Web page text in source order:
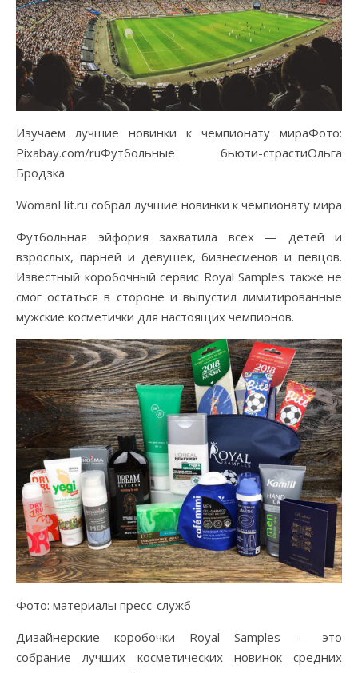
Изучаем лучшие новинки к чемпионату мираФото:
Pixabay.com/ruФутбольные бьюти-страстиОльга
Бродзка
WomanHit.ru собрал лучшие новинки к чемпионату мира
Футбольная эйфория захватила всех — детей и
взрослых, парней и девушек, бизнесменов и певцов.
Известный коробочный сервис Royal Samples также не
смог остаться в стороне и выпустил лимитированные
мужские косметички для настоящих чемпионов.
Фото: материалы пресс-служб
Дизайнерские коробочки Royal Samples — это
собрание лучших косметических новинок средних